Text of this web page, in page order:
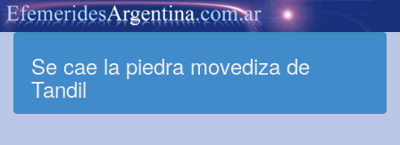
Se cae la piedra movediza de
Tandil